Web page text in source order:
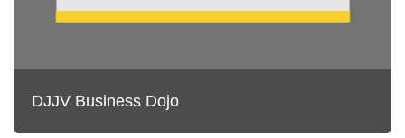
DJJV Business Dojo